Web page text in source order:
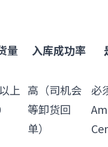
量 入库成功率
上 高（司机会
等卸货回
单）
必